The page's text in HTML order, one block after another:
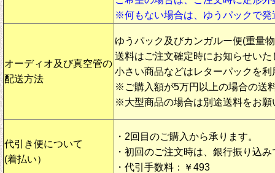
※何もない場合は、ゆうパックで発
オーディオ及び真空管の
配送方法
ゆうパック及びカンガルー便(重量
送料はご注文確定時にお知らせいた
小さい商品などはレターパックを利
※ご購入額が5万円以上の場合の送
※大型商品の場合は別途送料をお願
代引き便について
(着払い）
・2回目のご購入から承ります。
・初回のご注文時は、銀行振り込
・代引手数料：￥493